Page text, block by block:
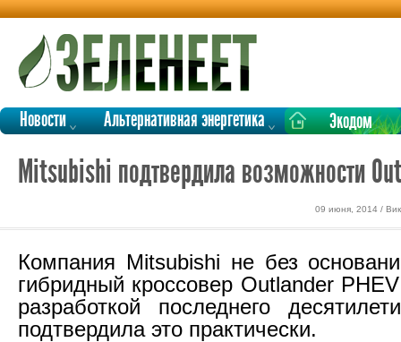
Новости Альтернативная энергетика Экодом
Mitsubishi подтвердила возможности
09 июня, 2014 /
Компания Mitsubishi не без
гибридный кроссовер Outlander
разработкой последнего
подтвердила это практически.